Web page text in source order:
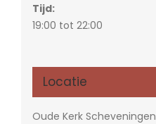
Tijd:
19:00 tot 22:00
Locatie
Oude Kerk Scheveningen